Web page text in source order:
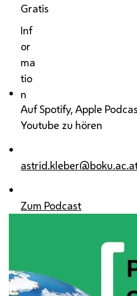
Gratis
Inf
or
ma
tio
n
Auf Spotify, Apple
Youtube zu hören
Zum Podcast